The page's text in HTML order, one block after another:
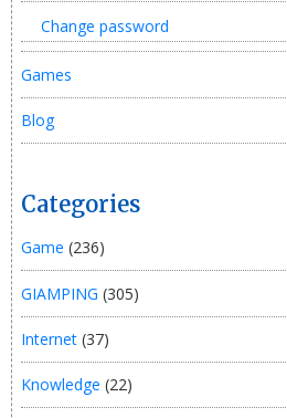
Change password
Games
Blog
Categories
Game (236)
GIAMPING (305)
Internet (37)
Knowledge (22)